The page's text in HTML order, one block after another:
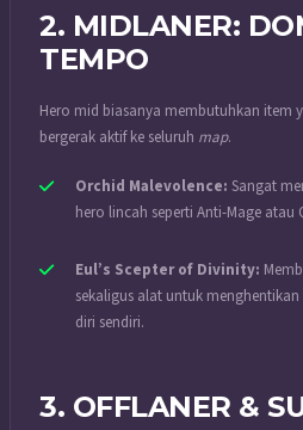
2. MIDLANER:
TEMPO
Hero mid biasanya membutuhkan item
bergerak aktif ke seluruh map.
Orchid Malevolence: Sangat
hero lincah seperti Anti-Mage atau
Eul’s Scepter of Divinity:
sekaligus alat untuk
diri sendiri.
3. OFFLANER &